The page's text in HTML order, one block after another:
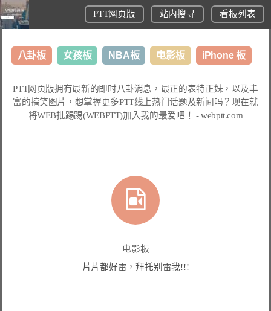
PTT网页版 站内搜寻 看板列表
八卦板 女孩板 NBA板 电影板 iPhone 板
美食板
PTT网页版拥有最新的即时八卦消息，最正的表特正妹，以及丰
富的搞笑图片，想掌握更多PTT线上热门话题及新闻吗？现在就
将WEB批踢踢(WEBPTT)加入我的最爱吧！ -webptt.com
电影板
片片都好雷，拜托别雷我!!!